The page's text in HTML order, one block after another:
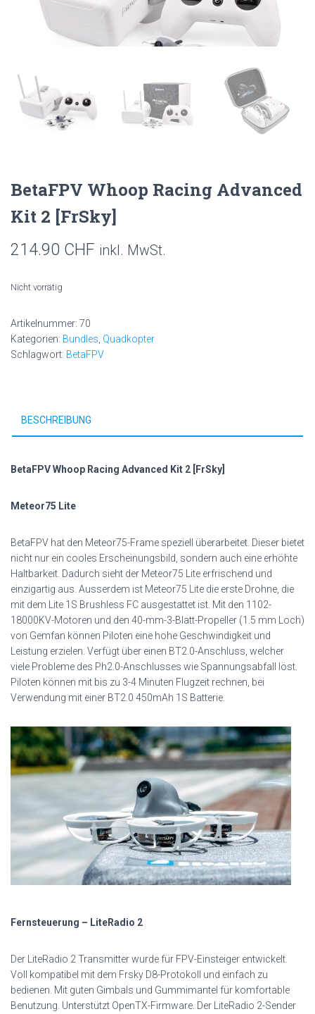
BetaFPV Whoop Racing Advanced
Kit 2 [FrSky]
214.90 CHF inkl. MwSt.
Nicht vorrätig
Artikelnummer: 70
Kategorien: Bundles Quadkopter
Schlagwort: BetaFPV
BESCHREIBUNG
BetaFPV Whoop Racing Advanced Kit 2 [FrSky]
Meteor75 Lite
BetaFPV hat den Meteor75-Frame speziell überarbeitet. Dieser bietet
nicht nur ein cooles Erscheinungsbild, sondern auch eine erhöhte
Haltbarkeit. Dadurch sieht der Meteor75 Lite erfrischend und
einzigartig aus. Ausserdem ist Meteor75 Lite die erste Drohne, die
mit dem Lite 1S Brushless FC ausgestattet ist. Mit den 1102-
18000KV-Motoren und den 40-mm-3-Blatt-Propeller (1.5 mm Loch)
von Gemfan können Piloten eine hohe Geschwindigkeit und
Leistung erzielen. Verfügt über einen BT2.0-Anschluss, welcher
viele Probleme des Ph2.0-Anschlusses wie Spannungsabfall löst.
Piloten können mit bis zu 3-4 Minuten Flugzeit rechnen, bei
Verwendung mit einer BT2.0 450mAh 1S Batterie.
Fernsteuerung – LiteRadio 2
Der LiteRadio 2 Transmitter wurde für FPV-Einsteiger entwickelt.
Voll kompatibel mit dem Frsky D8-Protokoll und einfach zu
bedienen. Mit guten Gimbals und Gummimantel für komfortable
Benutzung. Unterstützt OpenTX-Firmware. Der LiteRadio 2-Sender